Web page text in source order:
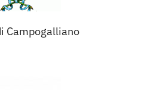
Campogalliano